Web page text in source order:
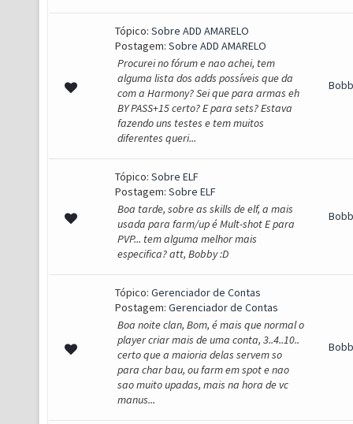
Tópico: Sobre ADD AMARELO
Postagem: Sobre ADD AMARELO
Procurei no fórum e nao achei, tem
alguma lista dos adds possíveis que da
com a Harmony? Sei que para armas eh
BY PASS+15 certo? E para sets? Estava
fazendo uns testes e tem muitos
diferentes queri...
Tópico: Sobre ELF
Postagem: Sobre ELF
Boa tarde, sobre as skills de elf, a mais
usada para farm/up é Mult-shot E para
PVP... tem alguma melhor mais
especifica? att, Bobby :D
Tópico: Gerenciador de Contas
Postagem: Gerenciador de Contas
Boa noite clan, Bom, é mais que normal o
player criar mais de uma conta, 3..4..10..
certo que a maioria delas servem so
para char bau, ou farm em spot e nao
sao muito upadas, mais na hora de vc
manus...